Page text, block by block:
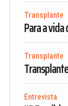
Transplante
Para a
Transplante
Entrevista